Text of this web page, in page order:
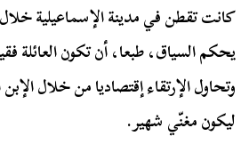
يحكم السياق، طبعا، أن تكون العائلة
وتحاول الإرتقاء إقتصاديا من خلال
ليكون مغنّي شهير.